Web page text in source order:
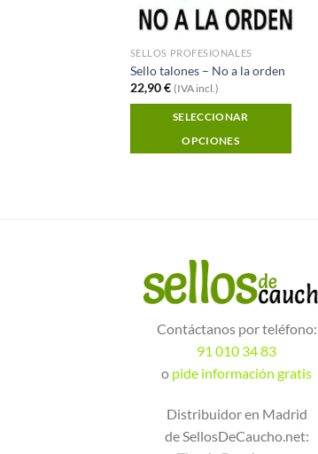
SELLOS PROFESIONALES
Sello talones – No a la orden
22,90€ (IVA incl.)
SELECCIONAR
OPCIONES
Contáctanos por teléfono:
91 010 34 83
o pide información gratis
Distribuidor en Madrid
de SellosDeCaucho.net: